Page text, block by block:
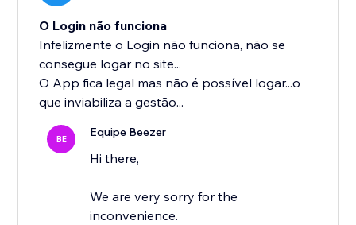
O Login não funciona
Infelizmente o Login não funciona, não se
consegue logar no site...
O App fica legal mas não é possível logar...o
que inviabiliza a gestão...
BE Equipe Beezer
Hi there,
We are very sorry for the
inconvenience.